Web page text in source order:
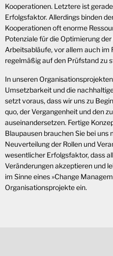
Kooperationen. Letztere ist
Erfolgsfaktor. Allerdings binden
Kooperationen oft enorme
Potenziale für die Optimierung
Arbeitsabläufe, vor allem auch im
regelmäßig auf den Prüfstand zu
In unseren
Umsetzbarkeit und die
setzt voraus, dass wir uns zu
quo, der Vergangenheit und den
auseinandersetzen. Fertige
Blaupausen brauchen Sie bei uns
Neuverteilung der Rollen und
wesentlicher Erfolgsfaktor, dass
Veränderungen akzeptieren und
im Sinne eines »Change
Organisationsprojekte ein.